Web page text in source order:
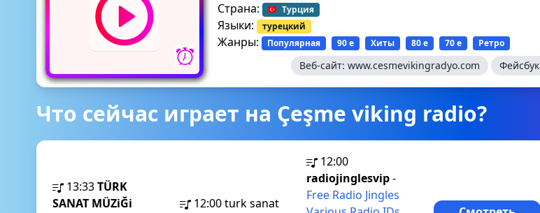
Страна:
Турция
Языки: турецкий
Жанры: Популярная 90 е Хиты 80 е 70 е Ретро
Веб-сайт: www.cesmevikingradyo.com Фейсбук
Что сейчас играет на Çeşme viking radio?
13:33TÜRK
SANAT MÜZiĞi
12:00 turk sanat
12:00
radiojinglesvip-
Free Radio Jingles